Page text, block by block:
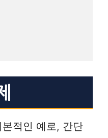
적인 예로, 간단